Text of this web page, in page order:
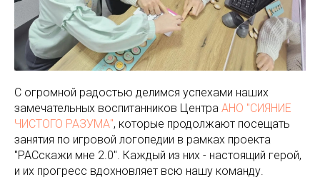
С огромной радостью делимся успехами наших
замечательных воспитанников Центра АНО "СИЯНИЕ
ЧИСТОГО РАЗУМА", которые продолжают посещать
занятия по игровой логопедии в рамках проекта
"РАСскажи мне 2.0". Каждый из них - настоящий герой,
и их прогресс вдохновляет всю нашу команду.